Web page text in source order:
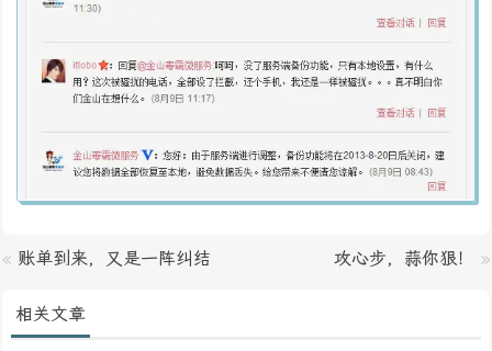
« 账单到来，又是一阵纠结 攻心步，蒜你狠！ »
相关文章